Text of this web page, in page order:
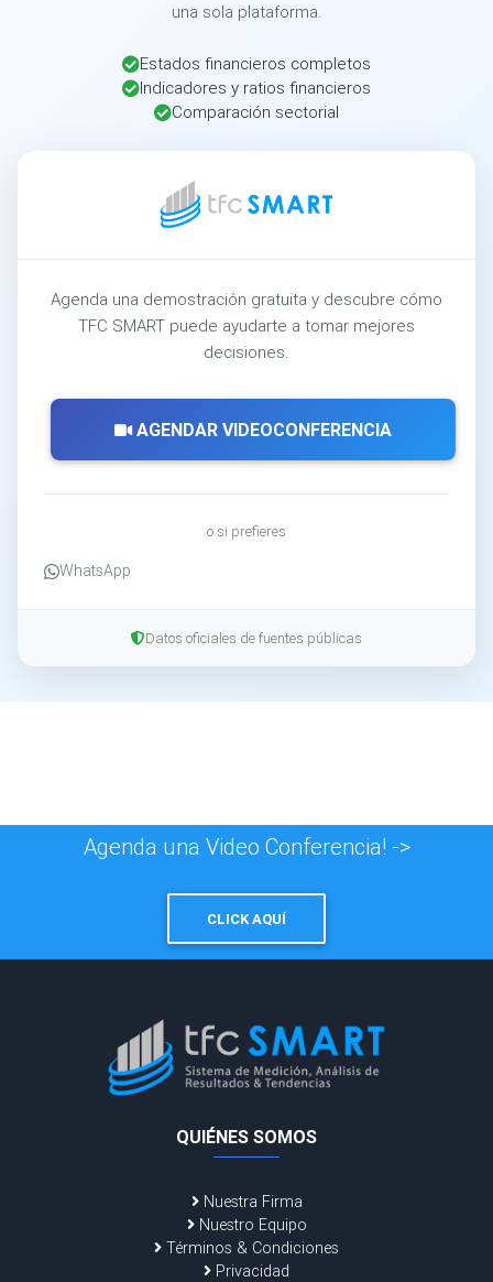
una sola plataforma.
Estados financieros completos
Indicadores y ratios financieros
Comparación sectorial
Agenda una demostración gratuita y descubre cómo
TFC SMART puede ayudarte a tomar mejores
decisiones.
AGENDAR VIDEOCONFERENCIA
o si prefieres
WhatsApp
Datos oficiales de fuentes públicas
Agenda una Video Conferencia! ->
CLICK AQUÍ
QUIÉNES SOMOS
Nuestra Firma
Nuestro Equipo
Términos & Condiciones
Privacidad